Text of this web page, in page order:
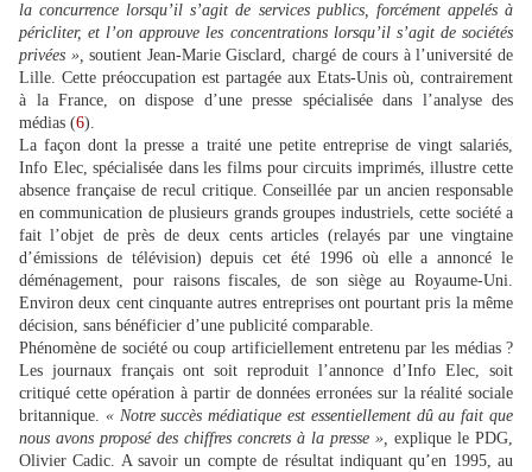
la concurrence lorsqu’il s’agit de services publics, forcément appelés à
péricliter, et l’on approuve les concentrations lorsqu’il s’agit de sociétés
privées »,soutient Jean-Marie Gisclard, chargé de cours à l’université de
Lille. Cette préoccupation est partagée aux Etats-Unis où, contrairement
à la France, on dispose d’une presse spécialisée dans l’analyse des
médias (6).
La façon dont la presse a traité une petite entreprise de vingt salariés,
Info Elec, spécialisée dans les films pour circuits imprimés, illustre cette
absence française de recul critique. Conseillée par un ancien responsable
en communication de plusieurs grands groupes industriels, cette société a
fait l’objet de près de deux cents articles (relayés par une vingtaine
d’émissions de télévision) depuis cet été 1996 où elle a annoncé le
déménagement, pour raisons fiscales, de son siège au Royaume-Uni.
Environ deux cent cinquante autres entreprises ont pourtant pris la même
décision, sans bénéficier d’une publicité comparable.
Phénomène de société ou coup artificiellement entretenu par les médias ?
Les journaux français ont soit reproduit l’annonce d’Info Elec, soit
critiqué cette opération à partir de données erronées sur la réalité sociale
britannique. « Notre succès médiatique est essentiellement dû au fait que
nous avons proposé des chiffres concrets à la presse », explique le PDG,
Olivier Cadic. A savoir un compte de résultat indiquant qu’en 1995, au